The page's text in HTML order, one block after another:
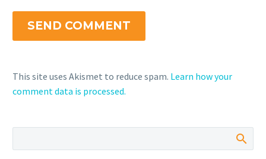
SEND COMMENT
This site uses Akismet to reduce spam. Learn how your
comment data is processed.